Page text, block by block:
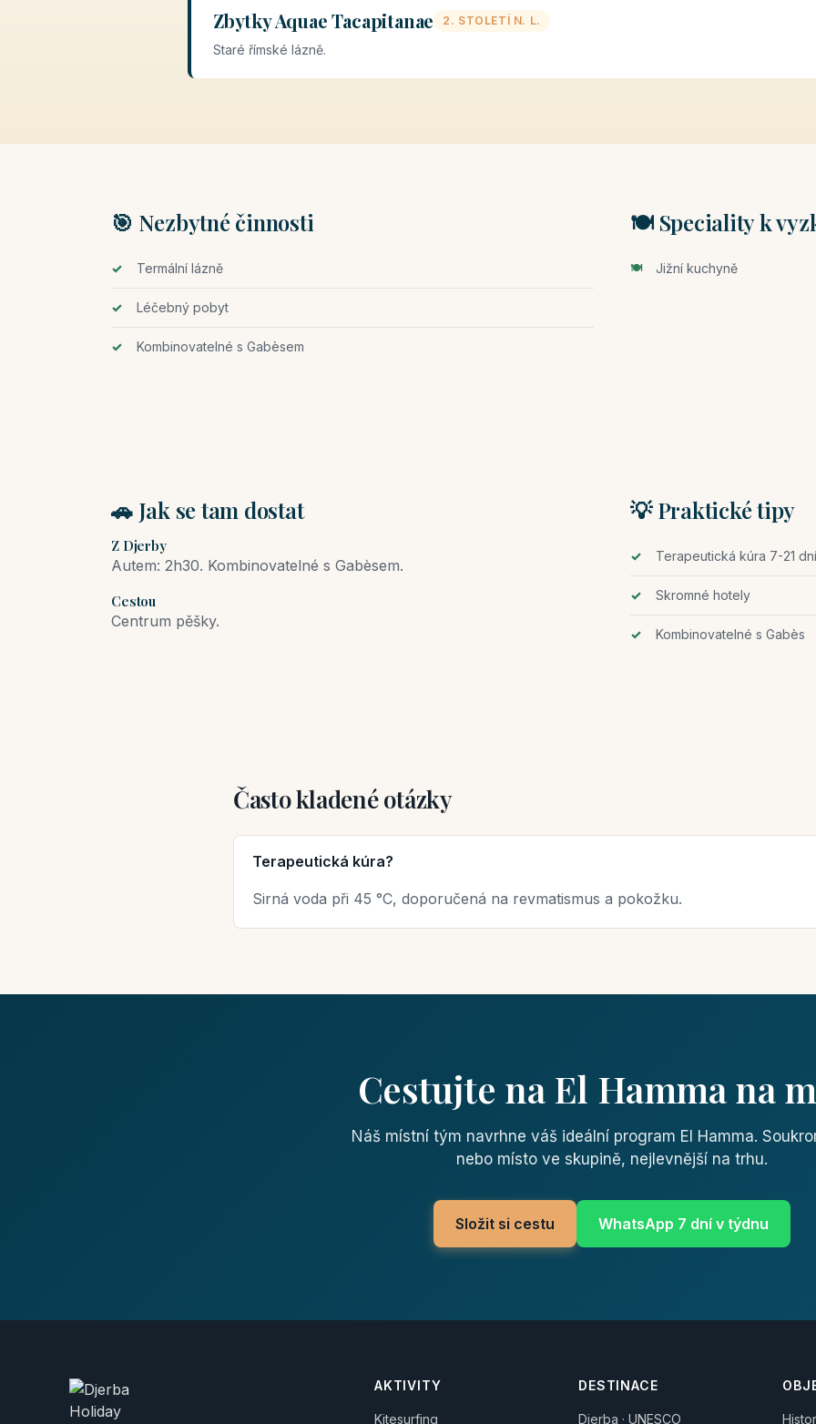
Zbytky Aquae Tacapitanae 2. STOLETÍ N. L.
Staré římské lázně.
🎯 Nezbytné činnosti
Termální lázně
Léčebný pobyt
Kombinovatelné s Gabèsem
🍽️ Speciality k
Jižní kuchyně
🚗 Jak se tam dostat
Z Djerby
Autem: 2h30. Kombinovatelné s Gabèsem.
Cestou
Centrum pěšky.
💡 Praktické tipy
Terapeutická kúra 7-21 dní
Skromné hotely
Kombinovatelné s Gabès
Často kladené otázky
Terapeutická kúra?
Sirná voda při 45 °C, doporučená na revmatismus a pokožku.
Cestujte na El Hamma na
Náš místní tým navrhne váš ideální program El Hamma.
nebo místo ve skupině, nejlevnější na trhu.
Složit si cestu WhatsApp 7 dní v týdnu
AKTIVITY
Kitesurfing
DESTINACE
Djerba · UNESCO